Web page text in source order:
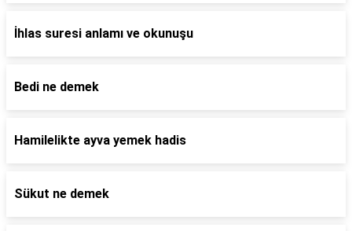
İhlas suresi anlamı ve okunuşu
Bedi ne demek
Hamilelikte ayva yemek hadis
Sükut ne demek